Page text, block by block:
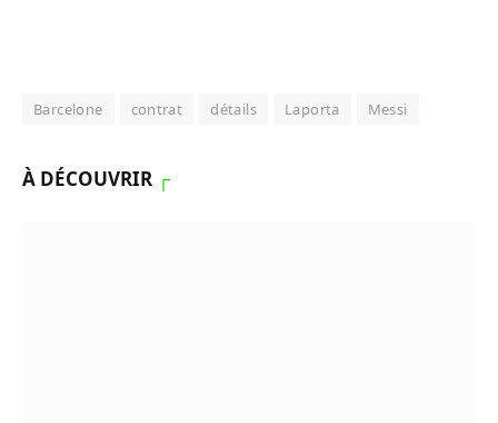
Barcelone contrat détails Laporta Messi
À DÉCOUVRIR ┌